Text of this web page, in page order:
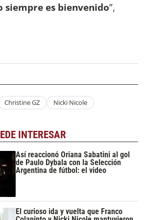
siempre es bienvenido”,
Christine GZ Nicki Nicole
INTERESAR
Así reaccionó Oriana Sabatini al gol
de Paulo Dybala con la Selección
Argentina de fútbol: el video
El curioso ida y vuelta que Franco